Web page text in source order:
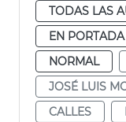
TODAS LAS
EN PORTADA
NORMAL
JOSÉ LUIS
CALLES